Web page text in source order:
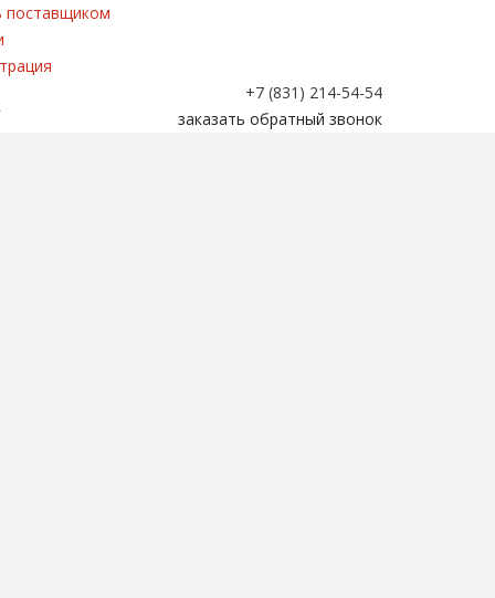
поставщиком
+7 (831) 214-54-54
заказать обратный звонок